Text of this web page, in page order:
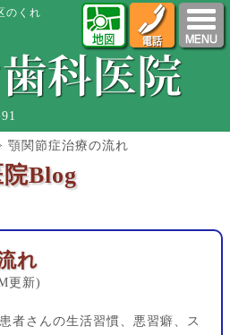
のくれ
顎関節症治療の流れ
Blog
れ
更新)
者さんの生活習慣、悪習癖、ス